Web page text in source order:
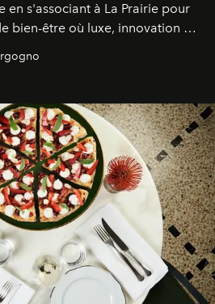
en s'associant à La Prairie pour
bien-être où luxe, innovation et